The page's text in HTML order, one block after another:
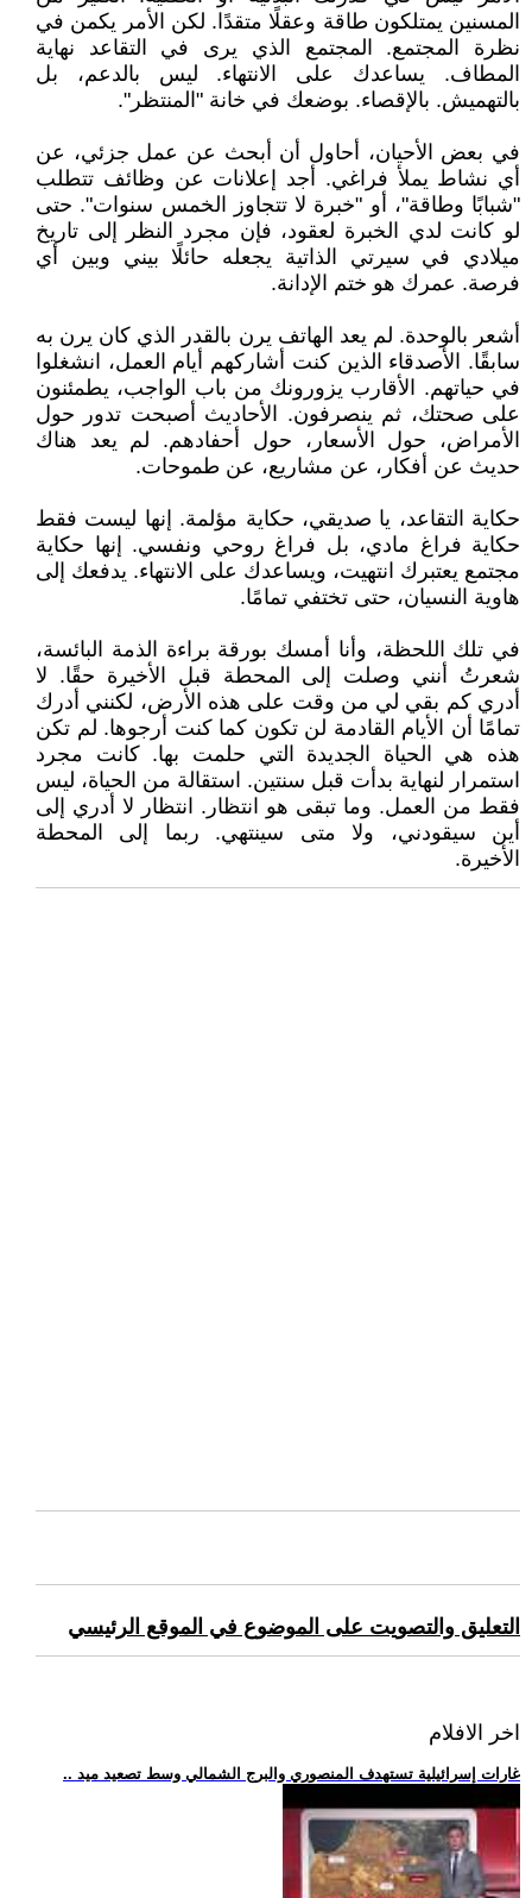
المسنين يمتلكون طاقة وعقلًا متقدًا. لكن الأمر يكمن في
نظرة المجتمع. المجتمع الذي يرى في التقاعد نهاية
المطاف. يساعدك على الانتهاء. ليس بالدعم، بل
بالتهميش. بالإقصاء. بوضعك في خانة "المنتظر".
‏في بعض الأحيان، أحاول أن أبحث عن عمل جزئي، عن
أي نشاط يملأ فراغي. أجد إعلانات عن وظائف تتطلب
"شبابًا وطاقة"، أو "خبرة لا تتجاوز الخمس سنوات". حتى
لو كانت لدي الخبرة لعقود، فإن مجرد النظر إلى تاريخ
ميلادي في سيرتي الذاتية يجعله حائلًا بيني وبين أي
فرصة. عمرك هو ختم الإدانة.
‏أشعر بالوحدة. لم يعد الهاتف يرن بالقدر الذي كان يرن به
سابقًا. الأصدقاء الذين كنت أشاركهم أيام العمل، انشغلوا
في حياتهم. الأقارب يزورونك من باب الواجب، يطمئنون
على صحتك، ثم ينصرفون. الأحاديث أصبحت تدور حول
الأمراض، حول الأسعار، حول أحفادهم. لم يعد هناك
حديث عن أفكار، عن مشاريع، عن طموحات.
‏حكاية التقاعد، يا صديقي، حكاية مؤلمة. إنها ليست فقط
حكاية فراغ مادي، بل فراغ روحي ونفسي. إنها حكاية
مجتمع يعتبرك انتهيت، ويساعدك على الانتهاء. يدفعك إلى
هاوية النسيان، حتى تختفي تمامًا.
‏في تلك اللحظة، وأنا أمسك بورقة براءة الذمة البائسة،
شعرتُ أنني وصلت إلى المحطة قبل الأخيرة حقًا. لا
أدري كم بقي لي من وقت على هذه الأرض، لكنني أدرك
تمامًا أن الأيام القادمة لن تكون كما كنت أرجوها. لم تكن
هذه هي الحياة الجديدة التي حلمت بها. كانت مجرد
استمرار لنهاية بدأت قبل سنتين. استقالة من الحياة، ليس
فقط من العمل. وما تبقى هو انتظار. انتظار لا أدري إلى
أين سيقودني، ولا متى سينتهي. ربما إلى المحطة
الأخيرة.
التعليق والتصويت على الموضوع في الموقع الرئيسي
اخر الافلام
.. غارات إسرائيلية تستهدف المنصوري والبرج الشمالي وسط تصعيد ميد